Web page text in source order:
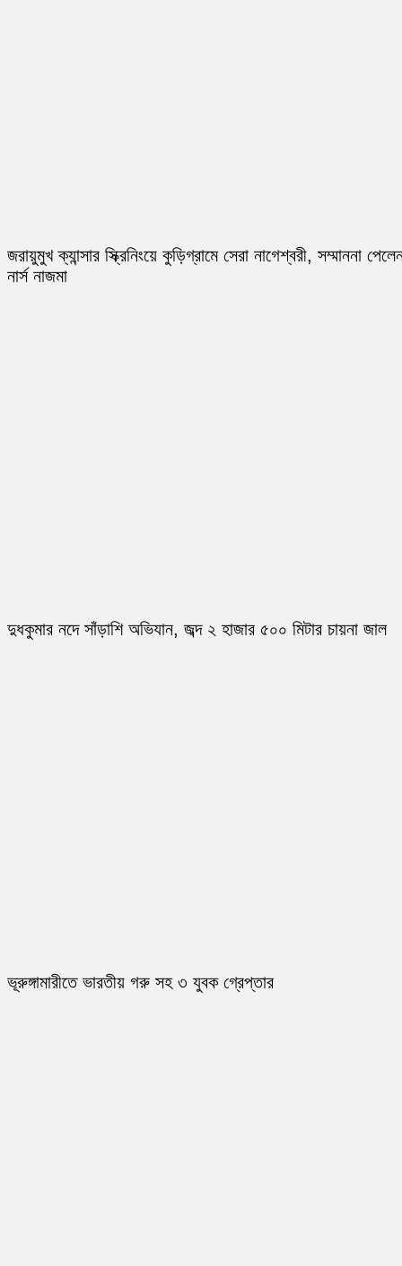
জরায়ুমুখ ক্যান্সার স্ক্রিনিংয়ে কুড়িগ্রামে সেরা নাগেশ্বরী, সম্মাননা
নার্স নাজমা
দুধকুমার নদে সাঁড়াশি অভিযান, জব্দ ২ হাজার ৫০০ মিটার চায়না জাল
ভূরুঙ্গামারীতে ভারতীয় গরু সহ ৩ যুবক গ্রেপ্তার